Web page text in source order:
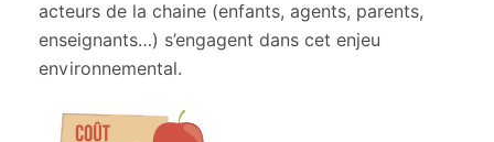
acteurs de la chaine (enfants, agents, parents,
enseignants…) s’engagent dans cet enjeu
environnemental.